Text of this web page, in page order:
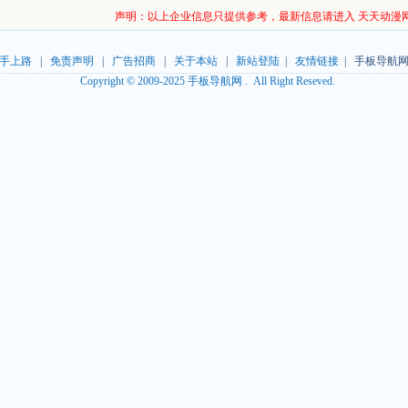
声明：以上企业信息只提供参考，最新信息请进入 天天动漫
上路| 免责声明 广告招商| 关于本站| 新站登陆| 友情链接| 手板导航
Copyright © 2009-2025 手板导航网 . All Right Reseved.